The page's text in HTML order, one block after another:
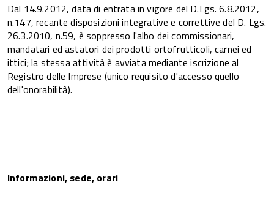
Dal 14.9.2012, data di entrata in vigore del D.Lgs. 6.8.2012,
n.147, recante disposizioni integrative e correttive del D. Lgs.
26.3.2010, n.59, è soppresso l'albo dei commissionari,
mandatari ed astatori dei prodotti ortofrutticoli, carnei ed
ittici; la stessa attività è avviata mediante iscrizione al
Registro delle Imprese (unico requisito d'accesso quello
dell'onorabilità).
Informazioni, sede, orari